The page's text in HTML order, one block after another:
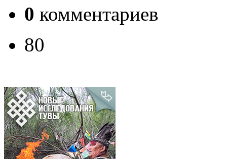
0 комментариев
80